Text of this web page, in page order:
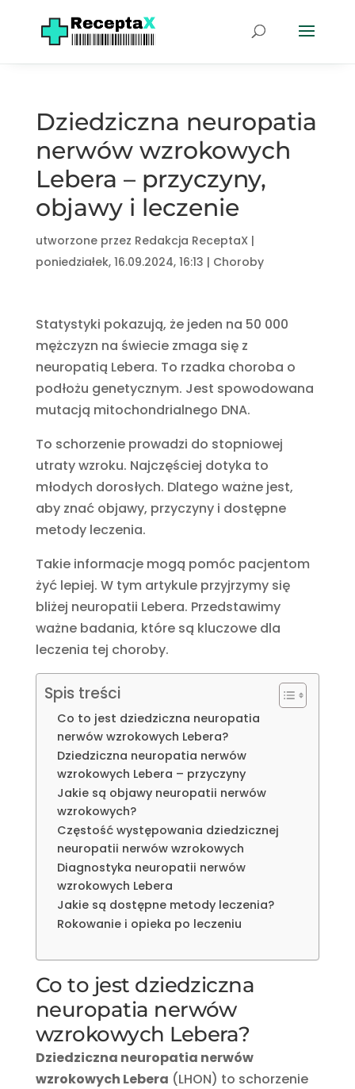
Dziedziczna neuropatia
nerwów wzrokowych
Lebera – przyczyny,
objawy i leczenie
utworzone przez Redakcja ReceptaX|
poniedziałek, 16.09.2024, 16:13 | Choroby
Statystyki pokazują, że jeden na 50 000
mężczyzn na świecie zmaga się z
neuropatią Lebera. To rzadka choroba o
podłożu genetycznym. Jest spowodowana
mutacją mitochondrialnego DNA.
To schorzenie prowadzi do stopniowej
utraty wzroku. Najczęściej dotyka to
młodych dorosłych. Dlatego ważne jest,
aby znać objawy, przyczyny i dostępne
metody leczenia.
Takie informacje mogą pomóc pacjentom
żyć lepiej. W tym artykule przyjrzymy się
bliżej neuropatii Lebera. Przedstawimy
ważne badania, które są kluczowe dla
leczenia tej choroby.
Spis treści
Co to jest dziedziczna neuropatia
nerwów wzrokowych Lebera?
Dziedziczna neuropatia nerwów
wzrokowych Lebera – przyczyny
Jakie są objawy neuropatii nerwów
wzrokowych?
Częstość występowania dziedzicznej
neuropatii nerwów wzrokowych
Diagnostyka neuropatii nerwów
wzrokowych Lebera
Jakie są dostępne metody leczenia?
Rokowanie i opieka po leczeniu
Co to jest dziedziczna
neuropatia nerwów
wzrokowych Lebera?
Dziedziczna neuropatia nerwów
wzrokowych Lebera (LHON) to schorzenie